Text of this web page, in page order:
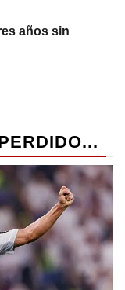
años sin